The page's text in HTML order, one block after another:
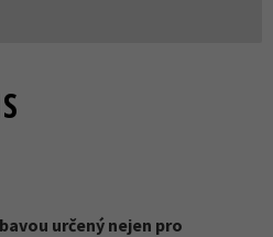
určený nejen pro